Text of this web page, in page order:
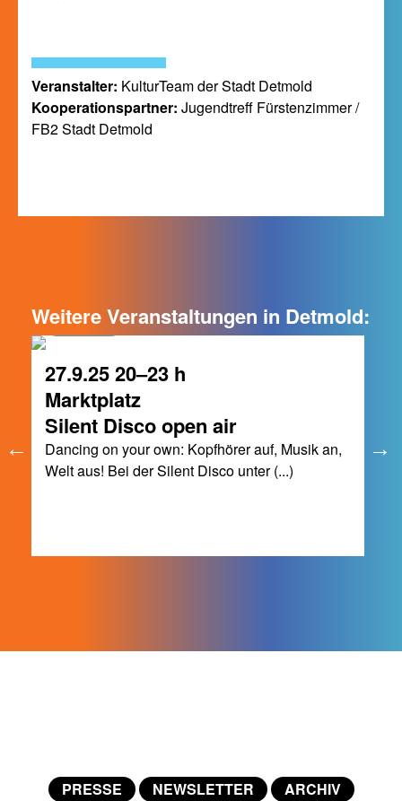
Veranstalter: KulturTeam der Stadt Detmold
Kooperationspartner: Jugendtreff Fürstenzimmer /
FB2 Stadt Detmold
Weitere Veranstaltungen in Detmold:
Detmold
27.9.25 20–23 h
Marktplatz
Silent Disco open air
Dancing on your own: Kopfhörer auf, Musik an,
Welt aus! Bei der Silent Disco unter (...)
PRESSE NEWSLETTER ARCHIV